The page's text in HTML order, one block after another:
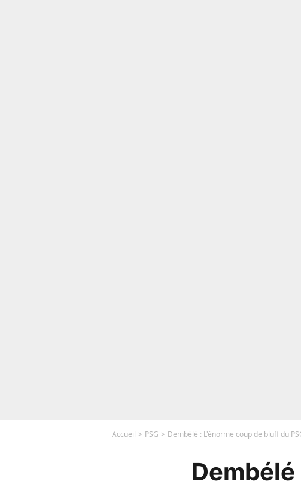
Accueil PSG Dembélé : L'énorme coup de bluff du